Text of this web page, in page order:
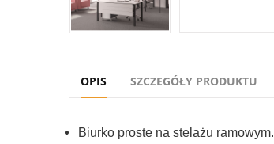
OPIS SZCZEGÓŁY PRODUKTU
Biurko proste na stelażu ramowym.